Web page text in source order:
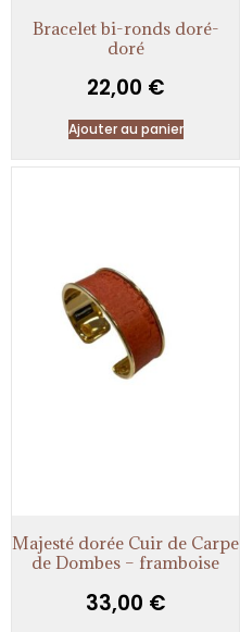
Bracelet bi-ronds doré-
doré
22,00 €
Ajouter au panier
Majesté dorée Cuir de Carpe
de Dombes – framboise
33,00 €